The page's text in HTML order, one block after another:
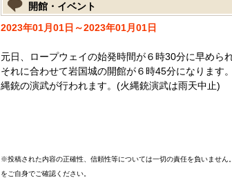
開館・イベント
2023年01月01日～2023年01月01日
元日、ロープウェイの始発時間が６時30分に早めら
それに合わせて岩国城の開館が６時45分になります
縄銃の演武が行われます。(火縄銃演武は雨天中止)
※投稿された内容の正確性、信頼性等については一切の責任を負いませ
をご自身でご確認ください。